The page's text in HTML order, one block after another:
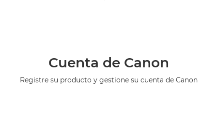
Cuenta de Canon
Registre su producto y gestione su cuenta de Canon